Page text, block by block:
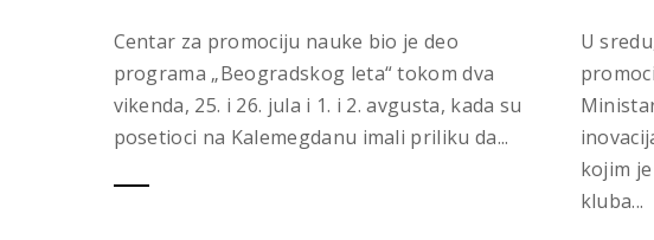
Centar za promociju nauke bio je deo
programa „Beogradskog leta“ tokom dva
vikenda, 25. i 26. jula i 1. i 2. avgusta, kada su
posetioci na Kalemegdanu imali priliku da...
U
kojim
kluba...